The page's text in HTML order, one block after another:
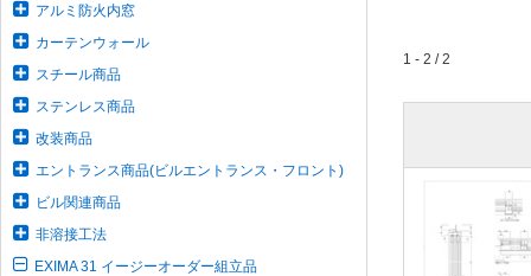
アルミ防火内窓
カーテンウォール
スチール商品
ステンレス商品
改装商品
エントランス商品(ビルエントランス・フロント)
ビル関連商品
非溶接工法
EXIMA 31 イージーオーダー組立品
1 - 2 / 2